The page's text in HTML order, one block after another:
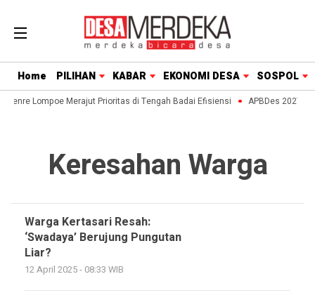
Home PILIHAN KABAR EKONOMI DESA SOSPOL
Lompoe Merajut Prioritas di Tengah Badai Efisiensi APBDes 2027:
Keresahan Warga
Warga Kertasari Resah:
‘Swadaya’ Berujung Pungutan
Liar?
12 April 2025 - 08:33 WIB